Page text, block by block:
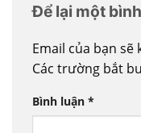
Để lại một
Email của bạn
Các trường bắt
Bình luận *